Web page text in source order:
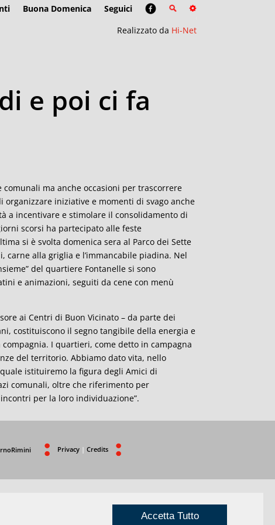
Buona Domenica
Seguici
Realizzato da Hi-Net
e poi ci fa
ma anche occasioni per trascorrere
iniziative e momenti di svago anche
a incentivare e stimolare il consolidamento di
scorsi ha partecipato alle feste
si è svolta domenica sera al Parco dei Sette
carne alla griglia e l’immancabile piadina. Nel
del quartiere Fontanelle si sono
e animazioni, seguiti da cene con menù
ai Centri di Buon Vicinato – da parte dei
costituiscono il segno tangibile della energia e
I quartieri, come detto in campagna
del territorio. Abbiamo dato vita, nello
istituiremo la figura degli Amici di
comunali, oltre che riferimento per
per la loro individuazione”.
Privacy | Credits
Accetta Tutto